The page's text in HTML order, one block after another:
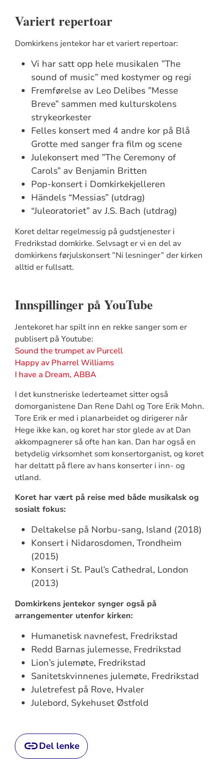
Variert repertoar
Domkirkens jentekor har et variert repertoar:
Vi har satt opp hele musikalen ”The
sound of music” med kostymer og regi
Fremførelse av Leo Delibes ”Messe
Breve” sammen med kulturskolens
strykeorkester
Felles konsert med 4 andre kor på Blå
Grotte med sanger fra film og scene
Julekonsert med ”The Ceremony of
Carols” av Benjamin Britten
Pop-konsert i Domkirkekjelleren
Händels “Messias” (utdrag)
“Juleoratoriet” av J.S. Bach (utdrag)
Koret deltar regelmessig på gudstjenester i
Fredrikstad domkirke. Selvsagt er vi en del av
domkirkens førjulskonsert ”Ni lesninger” der kirken
alltid er fullsatt.
Innspillinger på YouTube
Jentekoret har spilt inn en rekke sanger som er
publisert på Youtube:
Sound the trumpet av Purcell
Happy av Pharrel Williams
I have a Dream, ABBA
I det kunstneriske lederteamet sitter også
domorganistene Dan Rene Dahl og Tore Erik Mohn.
Tore Erik er med i planarbeidet og dirigerer når
Hege ikke kan, og koret har stor glede av at Dan
akkompagnerer så ofte han kan. Dan har også en
betydelig virksomhet som konsertorganist, og koret
har deltatt på flere av hans konserter i inn- og
utland.
Koret har vært på reise med både musikalsk og
sosialt fokus:
Deltakelse på Norbu-sang, Island (2018)
Konsert i Nidarosdomen, Trondheim
(2015)
Konsert i St. Paul’s Cathedral, London
(2013)
Domkirkens jentekor synger også på
arrangementer utenfor kirken:
Humanetisk navnefest, Fredrikstad
Redd Barnas julemesse, Fredrikstad
Lion’s julemøte, Fredrikstad
Sanitetskvinnenes julemøte, Fredrikstad
Juletrefest på Rove, Hvaler
Julebord, Sykehuset Østfold
Del lenke